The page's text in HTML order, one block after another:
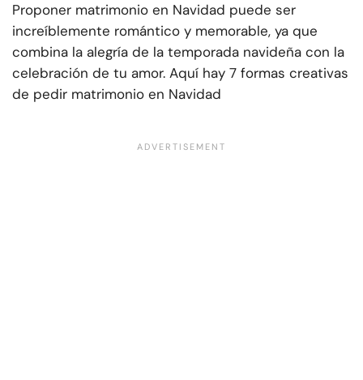
Proponer matrimonio en Navidad puede ser
increíblemente romántico y memorable, ya que
combina la alegría de la temporada navideña con la
celebración de tu amor. Aquí hay 7 formas creativas
de pedir matrimonio en Navidad